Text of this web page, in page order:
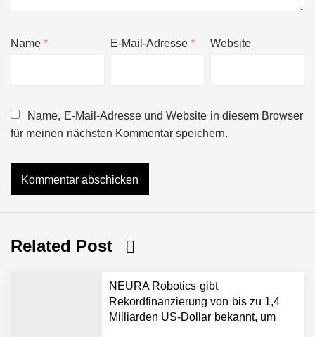
Name* E-Mail-Adresse* Website
Name, E-Mail-Adresse und Website in diesem Browser
für meinen nächsten Kommentar speichern.
Related Post
NEURA Robotics gibt
Rekordfinanzierung von bis zu 1,4
Milliarden US-Dollar bekannt, um